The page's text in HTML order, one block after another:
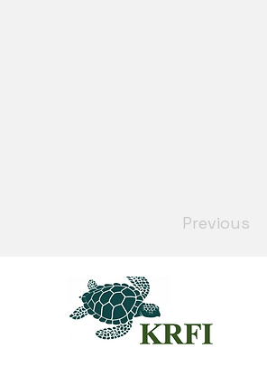
Previous